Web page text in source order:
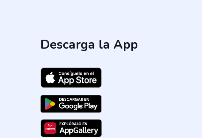
Descarga la App